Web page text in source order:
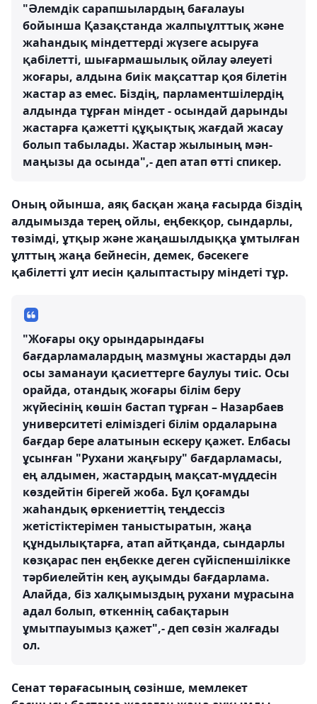
"Әлемдік сарапшылардың бағалауы
бойынша Қазақстанда жалпыұлттық және
жаһандық міндеттерді жүзеге асыруға
қабілетті, шығармашылық ойлау әлеуеті
жоғары, алдына биік мақсаттар қоя білетін
жастар аз емес. Біздің, парламентшілердің
алдында тұрған міндет - осындай дарынды
жастарға қажетті құқықтық жағдай жасау
болып табылады. Жастар жылының мән-
маңызы да осында",- деп атап өтті спикер.
Оның ойынша, аяқ басқан жаңа ғасырда біздің
алдымызда терең ойлы, еңбекқор, сындарлы,
төзімді, ұтқыр және жаңашылдыққа ұмтылған
ұлттың жаңа бейнесін, демек, бәсекеге
қабілетті ұлт иесін қалыптастыру міндеті тұр.
"Жоғары оқу орындарындағы
бағдарламалардың мазмұны жастарды дәл
осы заманауи қасиеттерге баулуы тиіс. Осы
орайда, отандық жоғары білім беру
жүйесінің көшін бастап тұрған – Назарбаев
университеті еліміздегі білім ордаларына
бағдар бере алатынын ескеру қажет. Елбасы
ұсынған "Рухани жаңғыру" бағдарламасы,
ең алдымен, жастардың мақсат-мүддесін
көздейтін бірегей жоба. Бұл қоғамды
жаһандық өркениеттің теңдессіз
жетістіктерімен таныстыратын, жаңа
құндылықтарға, атап айтқанда, сындарлы
көзқарас пен еңбекке деген сүйіспеншілікке
тәрбиелейтін кең ауқымды бағдарлама.
Алайда, біз халқымыздың рухани мұрасына
адал болып, өткеннің сабақтарын
ұмытпауымыз қажет",- деп сөзін жалғады
ол.
Сенат төрағасының сөзінше, мемлекет